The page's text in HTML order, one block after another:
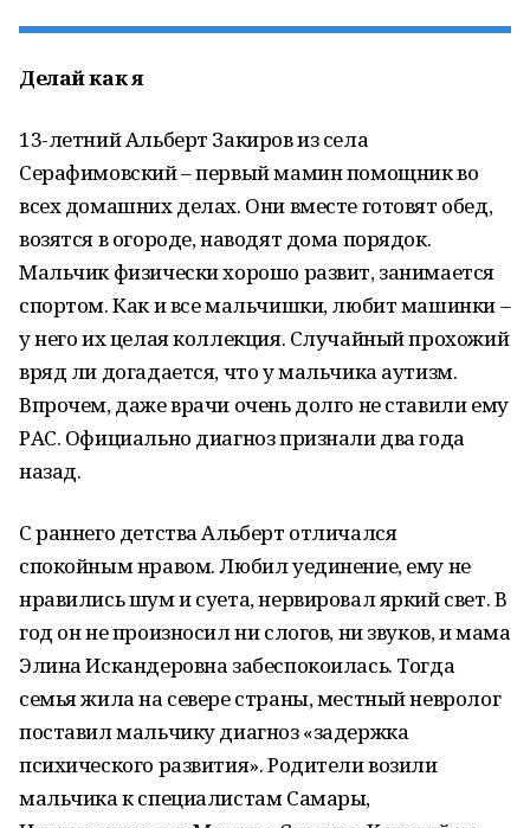
Делай как я
13-летний Альберт Закиров из села
Серафимовский – первый мамин помощник во
всех домашних делах. Они вместе готовят обед,
возятся в огороде, наводят дома порядок.
Мальчик физически хорошо развит, занимается
спортом. Как и все мальчишки, любит машинки –
у него их целая коллекция. Случайный прохожий
вряд ли догадается, что у мальчика аутизм.
Впрочем, даже врачи очень долго не ставили ему
РАС. Официально диагноз признали два года
назад.
С раннего детства Альберт отличался
спокойным нравом. Любил уединение, ему не
нравились шум и суета, нервировал яркий свет. В
год он не произносил ни слогов, ни звуков, и мама
Элина Искандеровна забеспокоилась. Тогда
семья жила на севере страны, местный невролог
поставил мальчику диагноз «задержка
психического развития». Родители возили
мальчика к специалистам Самары,